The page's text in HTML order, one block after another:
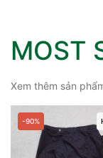
MOST
Xem thêm sản
-75%
99.000₫